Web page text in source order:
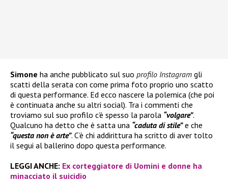
Simone ha anche pubblicato sul suo profilo Instagram gli
scatti della serata con come prima foto proprio uno scatto
di questa performance. Ed ecco nascere la polemica (che poi
è continuata anche su altri social). Tra i commenti che
troviamo sul suo profilo c’è spesso la parola “volgare”.
Qualcuno ha detto che è satta una “caduta di stile”e che
“questa non è arte”. C’è chi addirittura ha scritto di aver tolto
il segui al ballerino dopo questa performance.
LEGGI ANCHE: Ex corteggiatore di Uomini e donne ha
minacciato il suicidio